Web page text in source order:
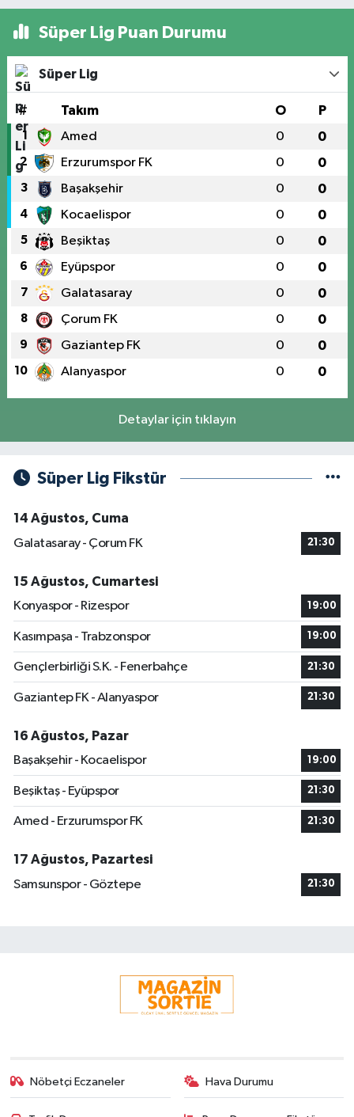
Süper Lig Puan Durumu
Süper Lig
# Takım O P
1 Amed 0 0
2 Erzurumspor FK 0 0
3 Başakşehir 0 0
4 Kocaelispor 0 0
5 Beşiktaş 0 0
6 Eyüpspor 0 0
7 Galatasaray 0 0
8 Çorum FK 0 0
9 Gaziantep FK 0 0
10 Alanyaspor 0 0
Detaylar için tıklayın
Süper Lig Fikstür
14 Ağustos, Cuma
Galatasaray - Çorum FK
21:30
15 Ağustos, Cumartesi
Konyaspor - Rizespor
19:00
Kasımpaşa - Trabzonspor 19:00
Gençlerbirliği S.K. - Fenerbahçe 21:30
Gaziantep FK - Alanyaspor 21:30
16 Ağustos, Pazar
Başakşehir - Kocaelispor
19:00
Beşiktaş - Eyüpspor 21:30
Amed - Erzurumspor FK 21:30
17 Ağustos, Pazartesi
Samsunspor - Göztepe
21:30
Nöbetçi Eczaneler Hava Durumu